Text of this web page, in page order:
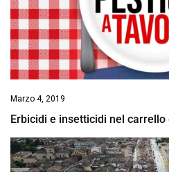
Marzo 4, 2019
Erbicidi e insetticidi nel carrello